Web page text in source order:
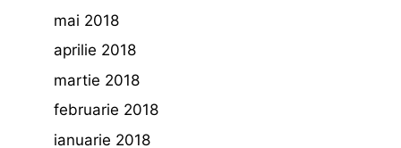
mai 2018
aprilie 2018
martie 2018
februarie 2018
ianuarie 2018